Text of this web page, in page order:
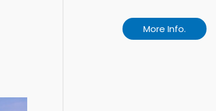
More Info.